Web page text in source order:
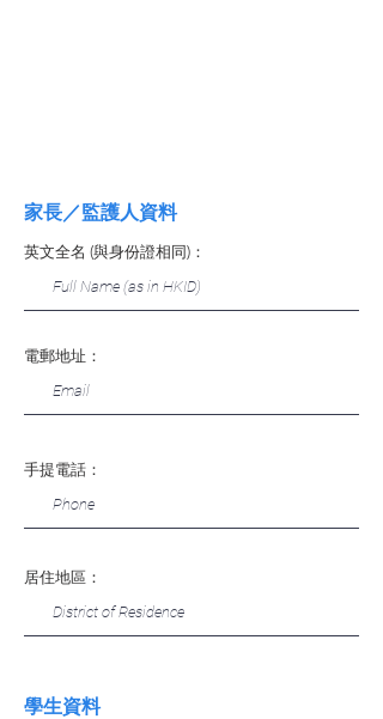
家長／監護人資料
英文全名 (與身份證相同)：
電郵地址：
手提電話：
居住地區：
學生資料